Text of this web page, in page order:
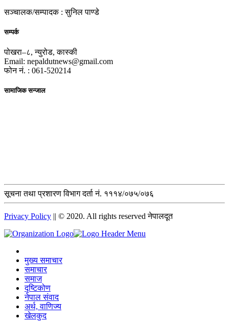
सञ्चालक/सम्पादक : सुनिल पाण्डे
सम्पर्क
पोखरा–८, न्युरोड, कास्की
Email: nepaldutnews@gmail.com
फोन नं. : 061-520214
सामाजिक सन्जाल
सूचना तथा प्रशारण विभाग दर्ता नं. १११४/०७५/०७६
Privacy Policy || © 2020. All rights reserved नेपालदूत
मुख्य समाचार
समाचार
समाज
दृष्टिकोण
नेपाल संवाद
अर्थ, वाणिज्य
खेलकुद